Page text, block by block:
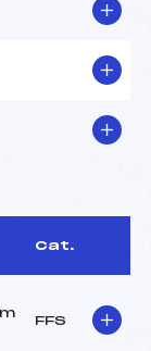
Cat.
FFS